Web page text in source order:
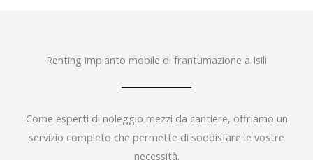
Renting impianto mobile di frantumazione a Isili
Come esperti di noleggio mezzi da cantiere, offriamo un
servizio completo che permette di soddisfare le vostre
necessità.